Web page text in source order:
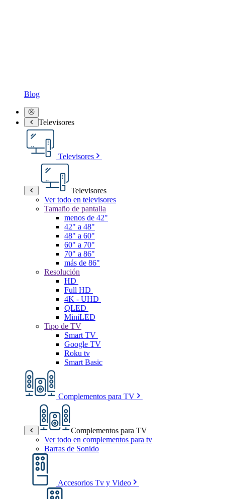
Blog
Televisores
Televisores
Televisores
Ver todo en televisores
Tamaño de pantalla
menos de 42"
42" a 48"
48" a 60"
60" a 70"
70" a 86"
más de 86"
Resolución
HD
Full HD
4K - UHD
QLED
MiniLED
Tipo de TV
Smart TV
Google TV
Roku tv
Smart Basic
Complementos para TV
Complementos para TV
Ver todo en complementos para tv
Barras de Sonido
Accesorios Tv y Video